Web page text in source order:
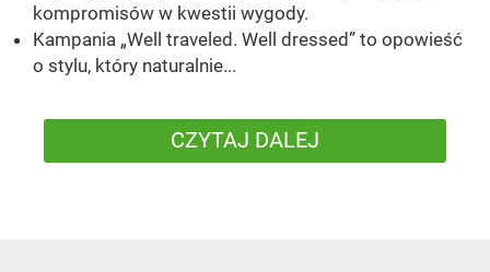
kompromisów w kwestii wygody.
Kampania „Well traveled. Well dressed” to opowieść
o stylu, który naturalnie...
CZYTAJ DALEJ